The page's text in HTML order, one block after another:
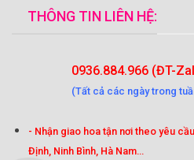
THÔNG TIN LIÊN HỆ:
0936.884.966 (ĐT-
(Tất cả các ngày trong
- Nhận giao hoa tận nơi theo yêu
Định, Ninh Bình, Hà Nam...